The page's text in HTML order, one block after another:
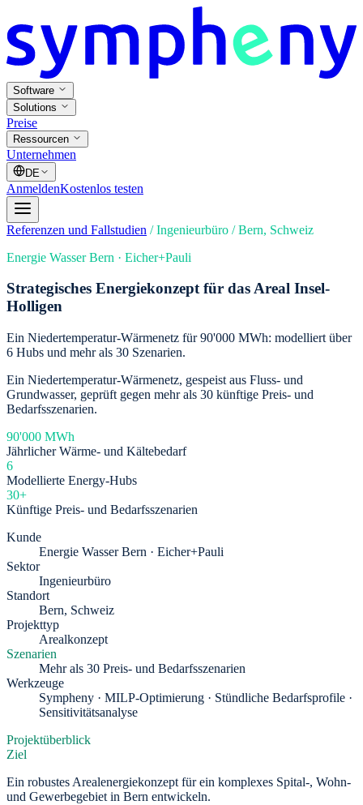
Software
Solutions
Preise
Ressourcen
Unternehmen
DE
AnmeldenKostenlos testen
Referenzen und Fallstudien / Ingenieurbüro / Bern, Schweiz
Energie Wasser Bern · Eicher+Pauli
Strategisches Energiekonzept für das Areal Insel-
Holligen
Ein Niedertemperatur-Wärmenetz für 90'000 MWh: modelliert über
6 Hubs und mehr als 30 Szenarien.
Ein Niedertemperatur-Wärmenetz, gespeist aus Fluss- und
Grundwasser, geprüft gegen mehr als 30 künftige Preis- und
Bedarfsszenarien.
90'000 MWh
Jährlicher Wärme- und Kältebedarf
6
Modellierte Energy-Hubs
30+
Künftige Preis- und Bedarfsszenarien
Kunde
Energie Wasser Bern · Eicher+Pauli
Sektor
Ingenieurbüro
Standort
Bern, Schweiz
Projekttyp
Arealkonzept
Szenarien
Mehr als 30 Preis- und Bedarfsszenarien
Werkzeuge
Sympheny · MILP-Optimierung · Stündliche Bedarfsprofile ·
Sensitivitätsanalyse
Projektüberblick
Ziel
Ein robustes Arealenergiekonzept für ein komplexes Spital-, Wohn-
und Gewerbegebiet in Bern entwickeln.